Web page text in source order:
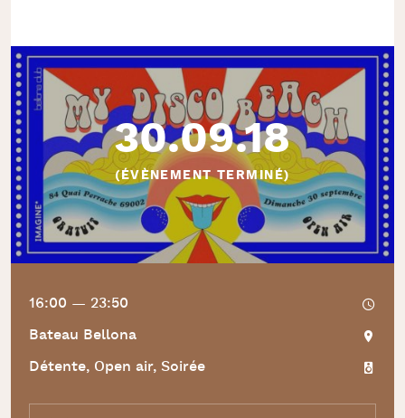
30.09.18
(ÉVÈNEMENT TERMINÉ)
16:00 — 23:50
Bateau Bellona
Détente, Open air, Soirée